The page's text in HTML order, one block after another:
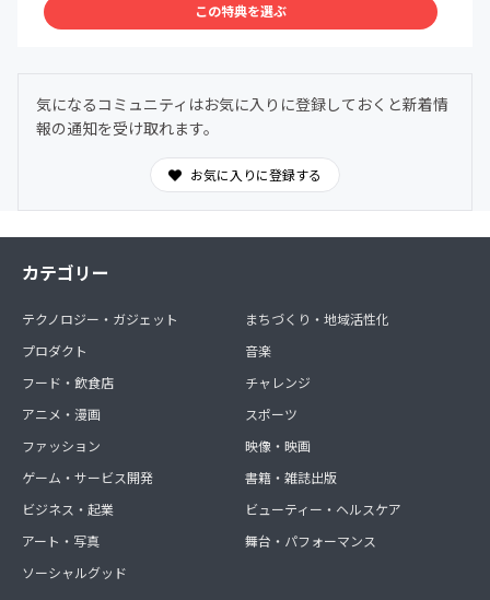
この特典を選ぶ
気になるコミュニティはお気に入りに登録しておくと新着情
報の通知を受け取れます。
お気に入りに登録する
カテゴリー
テクノロジー・ガジェット
プロダクト
フード・飲食店
アニメ・漫画
ファッション
ゲーム・サービス開発
ビジネス・起業
アート・写真
ソーシャルグッド
まちづくり・地域活性化
音楽
チャレンジ
スポーツ
映像・映画
書籍・雑誌出版
ビューティー・ヘルスケア
舞台・パフォーマンス